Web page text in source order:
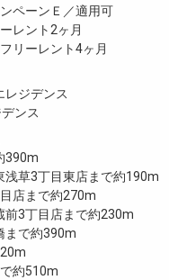
ペーンＥ／適用可
レント2ヶ月
リーレント4ヶ月
レジデンス
デンス
390m
浅草3丁目東店まで約190m
店まで約270m
前3丁目店まで約230m
まで約390m
約510m